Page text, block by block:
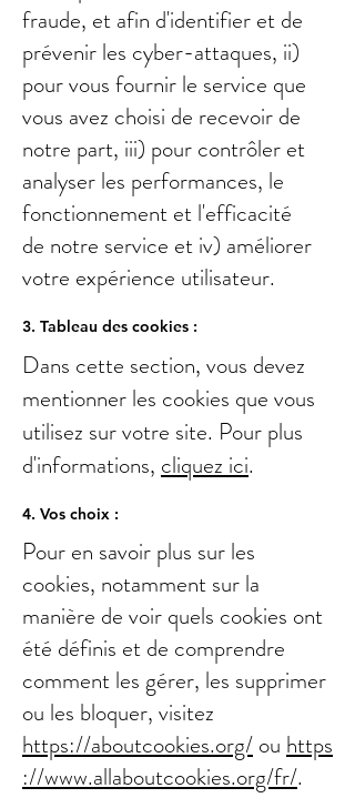
fraude, et afin d'identifier et de
prévenir les cyber-attaques, ii)
pour vous fournir le service que
vous avez choisi de recevoir de
notre part, iii) pour contrôler et
analyser les performances, le
fonctionnement et l'efficacité
de notre service et iv) améliorer
votre expérience utilisateur.
3. Tableau des cookies :
Dans cette section, vous devez
mentionner les cookies que vous
utilisez sur votre site. Pour plus
d'informations, cliquez ici.
4. Vos choix :
Pour en savoir plus sur les
cookies, notamment sur la
manière de voir quels cookies ont
été définis et de comprendre
comment les gérer, les supprimer
ou les bloquer, visitez
https://aboutcookies.org/ ou https
://www.allaboutcookies.org/fr/.